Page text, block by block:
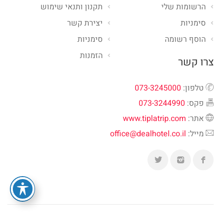
תקנון ותנאי שימוש
יצירת קשר
סימניות
הזמנות
הרשומות שלי
סימניות
הוסף רשומה
צרו קשר
טלפון: 073-3245000
פקס: 073-3244990
אתר: www.tiplatrip.com
מייל: office@dealhotel.co.il